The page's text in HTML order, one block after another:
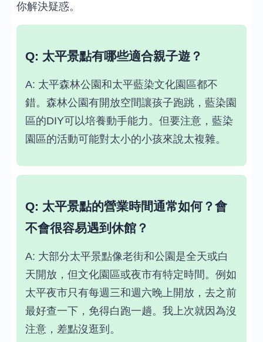
你解決疑惑。
Q: 太平景點有哪些適合親子遊？
A: 太平森林公園和太平藍染文化園區都不
錯。森林公園有開放空間讓孩子跑跳，藍染園
區的DIY可以培養動手能力。但要注意，藍染
園區的活動可能對太小的小孩來說太複雜。
Q: 太平景點的營業時間通常如何？會
不會很容易遇到休館？
A: 大部分太平景點像老街和公園是全天或白
天開放，但文化園區或夜市有特定時間。例如
太平夜市只有每週三和週六晚上開放，去之前
最好查一下，免得白跑一趟。我上次就因為沒
注意，差點沒逛到。